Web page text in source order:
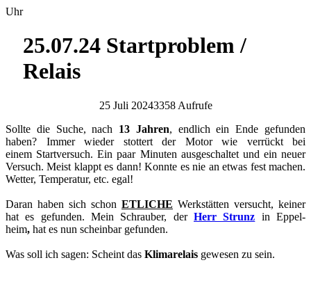
Uhr
25.07.24 Startproblem /
Relais
25 Juli 20243358 Aufrufe
Soll­te die Suche, nach 13 Jah­ren, end­lich ein Ende ge­fun­den
haben? Immer wie­der stot­tert der Motor wie ver­rückt bei
einem Start­ver­such. Ein paar Mi­nu­ten aus­ge­schal­tet und ein neuer
Ver­such. Meist klappt es dann! Konn­te es nie an etwas fest ma­chen.
Wet­ter, Tem­pe­ra­tur, etc. egal!
Daran haben sich schon ET­LI­CHE Werk­stät­ten ver­sucht, kei­ner
hat es ge­fun­den. Mein Schrau­ber, der Herr Strunz in Ep­pel­
heim, hat es nun schein­bar ge­fun­den.
Was soll ich sagen: Scheint das Kli­ma­re­lais ge­we­sen zu sein.